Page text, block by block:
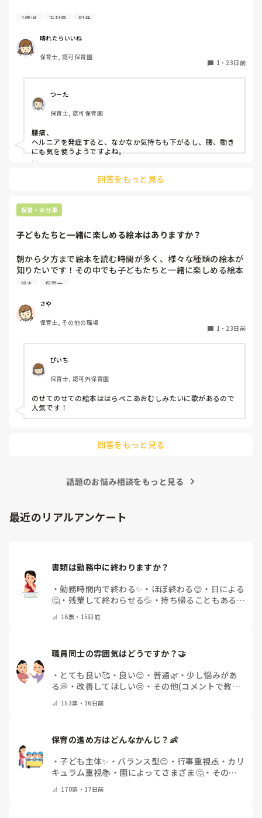
今年度より15年ぶりくらいで正社員になり、1歳児担任にな
これまで、パートですが、長く保育士をしていて軽く痛いこ
とはこれまでもあったもののほぼ腰痛は無縁だったので、対
数日間、軽く片側の腰、足の付け根からが痛いと思いなが
ら、うちにある塗り薬で対処してきました。
の思いで起きたら今度はしゃがめない、かがめない。
その日は早番。
がむのはどこか持たないと無理なので、出勤はしたものの職
程度は軽症だと思います。
ただ、片側に痛みや違和感程度の重だるさはあります。
腰の痛みは、本当に初めてで戸惑っています。
腰痛を抱えている保育士さん多いと思います。何かアドバイ
1歳児 正社員 担任
晴れたらいいね
保育士, 認可保育園
1 ・ 23日前
つーた
保育士, 認可保育園
腰痛、
ヘルニアを発症すると、なかなか気持ちも下がるし、腰、動き
にも気を使うようですよね。
ヘルニアになりかけている、のと、腰椎分離症との診断を受け
それからは、身体の使い方を気をつけるようにしました。
例えば、子どもを抱っこするにも荷物を抱えるにも、膝を曲げ
これは、意識するようにしました。
また、寝る時には、仰向けなら膝を曲げるようにしたり、横向
きにしたり。
やはり、自分だけでストレッチをするには限界があるなぁ、続
かないなぁ、と。
そこは、プロの手を借りよう、と。
きた今は、月に一度、整骨院に通っています。
それから、仕事中はコルセットをしました。夏はやや暑いです
が、あるとないでは、腰への負担が全然違いました。
1歳児ともなると、腰痛は辛いですよね。
思えば、僕も1歳児担任をしていた時に腰痛を発症しました。
をおすすめします！腰だけでなく、肩や太もも、おしりのあた
りにある筋肉が固まってくることで腰にも響くようです。
筋肉も繋がっていて、ここが痛いとここにも痛みが出る、とか
く教えてくれるかも。
今日やばいなーって時は、一緒に組む保育者に伝えておいて、
湿布を貼ってコルセットして、ってしてました。
痛み止めも、飲むといくらかいいです。
回答をもっと見る
保育・お仕事
子どもたちと一緒に楽しめる絵本はありますか？
朝から夕方まで絵本を読む時間が多く、様々な種類の絵本が
知りたいです！その中でも子どもたちと一緒に楽しめる絵本
が気になっています。
かしたり出来る絵本のおすすめを教えてください！
絵本 保育士
さや
保育士, その他の職場
1 ・ 23日前
ぴいち
保育士, 認可外保育園
のせてのせての絵本ははらぺこあおむしみたいに歌があるので
人気です！
回答をもっと見る
話題のお悩み相談をもっと見る
最近のリアルアンケート
書類は勤務中に終わりますか？
・勤務時間内で終わる✨ ・ ほぼ終わる😊 ・ 日による
🤔 ・ 残業して終わらせる💦 ・持ち帰ることもある
16票・ 15日前
職員同士の雰囲気はどうですか？🤝
・ とても良い🥰 ・ 良い😊 ・ 普通🌿 ・少し悩みがあ
る💭 ・改善してほしい😢 ・ その他(コメントで教え
153票・ 16日前
保育の進め方はどんなかんじ？👶
・ 子ども主体✨ ・ バランス型😊 ・ 行事重視🎪 ・ カリ
キュラム重視📚 ・ 園によってさまざま🤔 ・ その他
170票・ 17日前